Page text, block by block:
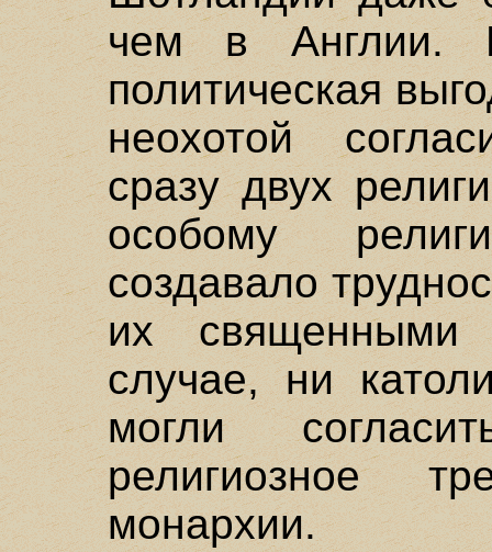
чем в Англии.
политическая
неохотой
сразу двух
особому
создавало
их священными
случае, ни
могли
религиозное
монархии.